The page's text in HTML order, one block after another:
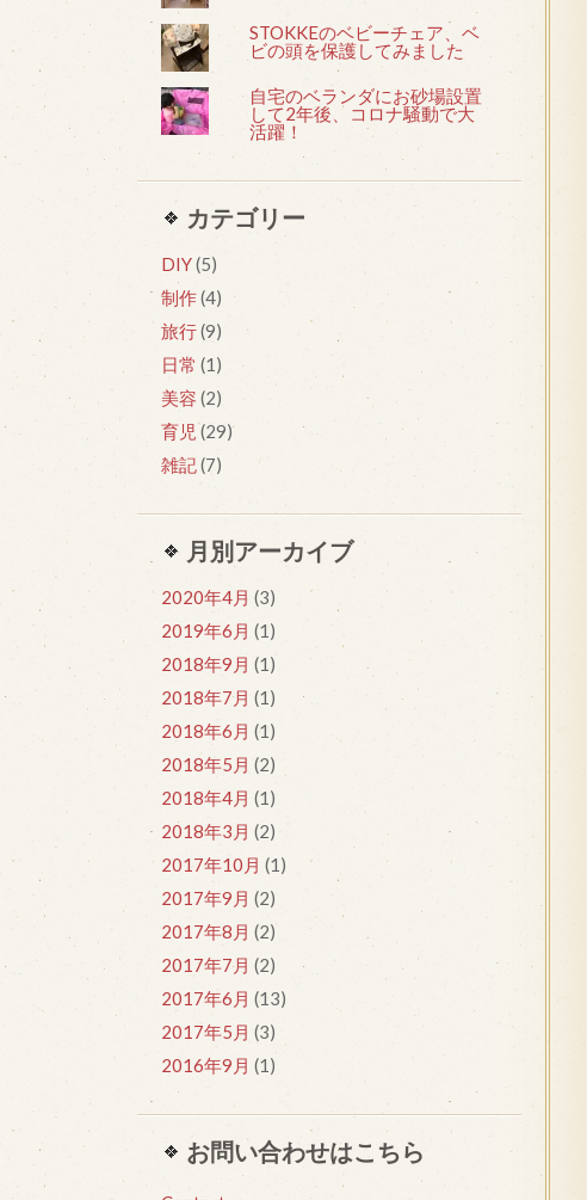
STOKKEのベビーチェア、ベ
ビの頭を保護してみました
自宅のベランダにお砂場設置
して2年後、コロナ騒動で大
活躍！
カテゴリー
DIY(5)
制作(4)
旅行(9)
日常 (1)
美容 (2)
育児 (29)
雑記(7)
月別アーカイブ
2020年4月 (3)
2019年6月 (1)
2018年9月 (1)
2018年7月 (1)
2018年6月 (1)
2018年5月 (2)
2018年4月 (1)
2018年3月 (2)
2017年10月 (1)
2017年9月 (2)
2017年8月 (2)
2017年7月 (2)
2017年6月 (13)
2017年5月 (3)
2016年9月 (1)
お問い合わせはこちら